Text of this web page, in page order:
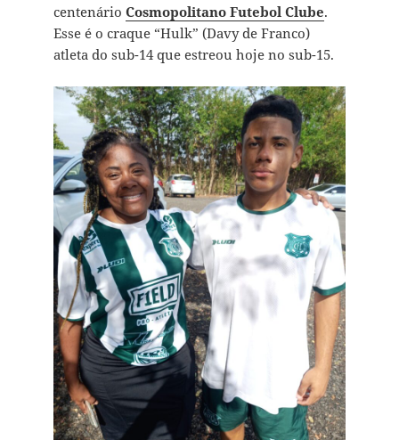
centenário Cosmopolitano Futebol Clube.
Esse é o craque “Hulk” (Davy de Franco)
atleta do sub-14 que estreou hoje no sub-15.